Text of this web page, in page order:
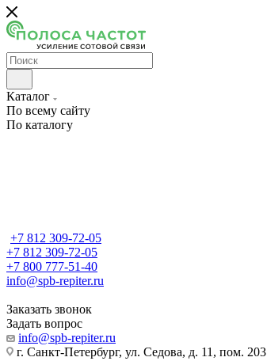
Каталог
По всему сайту
По каталогу
+7 812 309-72-05
+7 812 309-72-05
+7 800 777-51-40
info@spb-repiter.ru
Заказать звонок
Задать вопрос
info@spb-repiter.ru
г. Санкт-Петербург, ул. Седова, д. 11, пом. 203